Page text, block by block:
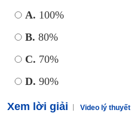
A. 100%
B. 80%
C. 70%
D. 90%
Xem lời giải Video lý thuyết